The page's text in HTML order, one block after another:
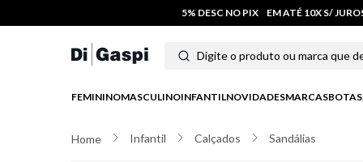
5% DESC NO PIX EM ATÉ 10X S/
Digite o produto ou marca que
FEMININOMASCULINOINFANTILNOVIDADESMARCASBOTAS
Infantil Calçados Sandálias